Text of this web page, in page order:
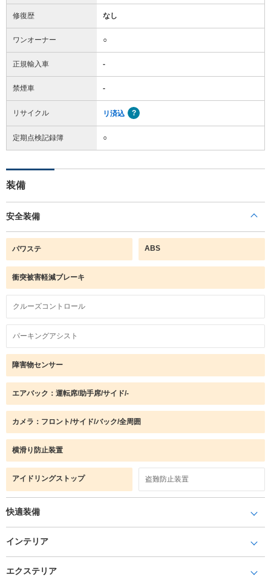
修復歴 なし
ワンオーナー ○
正規輸入車 -
禁煙車 -
リサイクル リ済込
定期点検記録簿 ○
装備
安全装備
パワステ ABS
衝突被害軽減ブレーキ
クルーズコントロール
パーキングアシスト
障害物センサー
エアバック：運転席/助手席/サイド/-
カメラ：フロント/サイド/バック/全周囲
横滑り防止装置
アイドリングストップ 盗難防止装置
快適装備
インテリア
エクステリア